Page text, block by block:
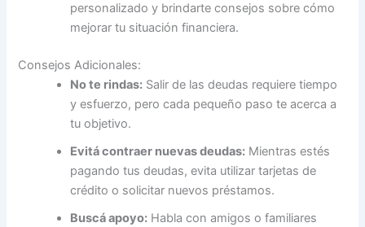
personalizado y brindarte consejos sobre cómo
mejorar tu situación financiera.
Consejos Adicionales:
No te rindas: Salir de las deudas requiere tiempo
y esfuerzo, pero cada pequeño paso te acerca a
tu objetivo.
Evitá contraer nuevas deudas: Mientras estés
pagando tus deudas, evita utilizar tarjetas de
crédito o solicitar nuevos préstamos.
Buscá apoyo: Habla con amigos o familiares